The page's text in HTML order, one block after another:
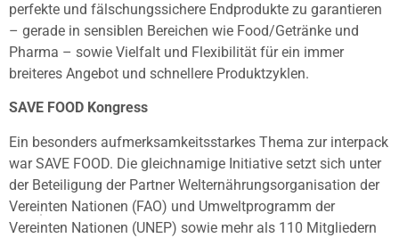
perfekte und fälschungssichere Endprodukte zu garantieren
– gerade in sensiblen Bereichen wie Food/Getränke und
Pharma – sowie Vielfalt und Flexibilität für ein immer
breiteres Angebot und schnellere Produktzyklen.
SAVE FOOD Kongress
Ein besonders aufmerksamkeitsstarkes Thema zur interpack
war SAVE FOOD. Die gleichnamige Initiative setzt sich unter
der Beteiligung der Partner Welternährungsorganisation der
Vereinten Nationen (FAO) und Umweltprogramm der
Vereinten Nationen (UNEP) sowie mehr als 110 Mitgliedern